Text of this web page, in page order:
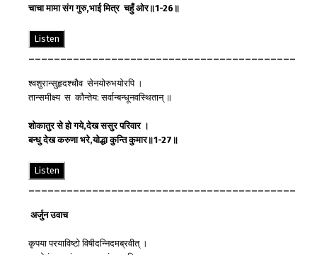
चाचामामासंग गुरु,भाईमित्र चहुँओर॥1-26 ॥
Listen
श्वशुरान्सुहृदश्चौव सेनयोरुभयोरपि ।
तान्समीक्ष्य स कौन्तेय: सर्वान्बन्धूनवस्थितान् ॥
शोकातुरसेहोगये,देखससुरपरिवार ।
बन्धुदेखकरुणाभरे,योद्धा कुन्ति कुमार॥1-27 ॥
Listen
अर्जुन उवाच
कृपया परयाविष्टो विषीदन्निदमब्रवीत् ।